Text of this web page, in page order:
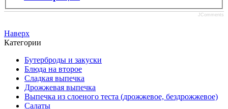
JComments
Наверх
Категории
Бутерброды и закуски
Блюда на второе
Сладкая выпечка
Дрожжевая выпечка
Выпечка из слоеного теста (дрожжевое, бездрожжевое)
Салаты